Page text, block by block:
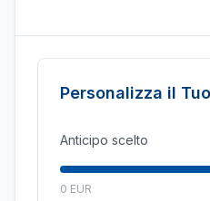
Personalizza il
Anticipo scelto
0 EUR